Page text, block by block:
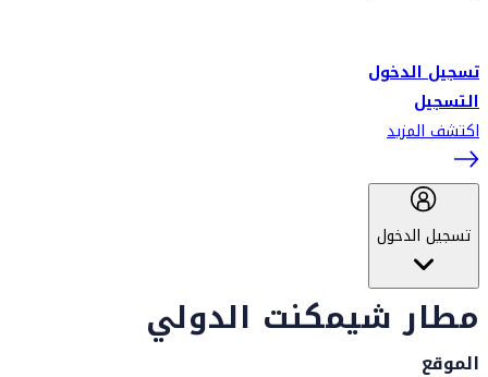
تسجيل الدخول
التسجيل
اكتشف المزيد
تسجيل الدخول
مطار شيمكنت الدولي
الموقع